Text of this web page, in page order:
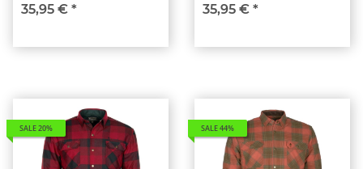
35,95 € *
35,95 € *
SALE 20% SALE 44%